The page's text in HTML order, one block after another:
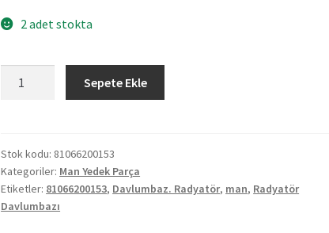
2 adet stokta
81066200153
adet
Sepete Ekle
Stok kodu: 81066200153
Kategoriler: Man Yedek Parça
Etiketler: 81066200153, Davlumbaz. Radyatör, man, Radyatör
Davlumbazı